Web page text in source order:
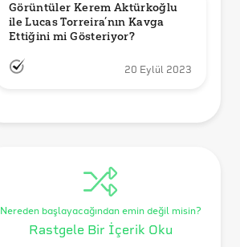
Görüntüler Kerem Aktürkoğlu
ile Lucas Torreira’nın Kavga
Ettiğini mi Gösteriyor?
20 Eylül 2023
Nereden başlayacağından emin değil misin?
Rastgele Bir İçerik Oku